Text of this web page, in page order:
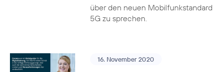
über den neuen Mobilfunkstandard
5G zu sprechen.
16. November 2020